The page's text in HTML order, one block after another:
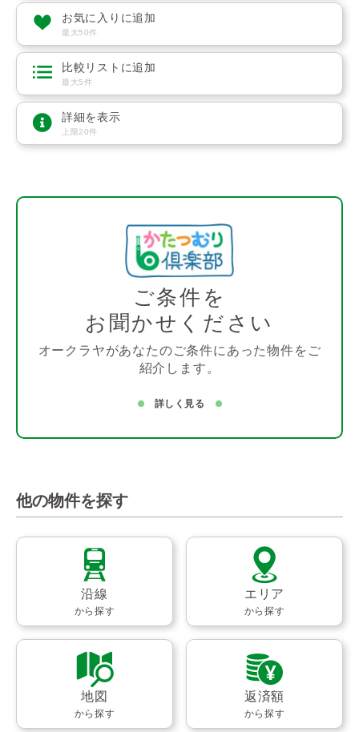
お気に入りに追加
最大50件
比較リストに追加
最大5件
詳細を表示
上限20件
ご条件を
お聞かせください
オークラヤがあなたのご条件にあった物件をご
紹介します。
詳しく見る
他の物件を探す
沿線
から探す
エリア
から探す
地図
から探す
返済額
から探す